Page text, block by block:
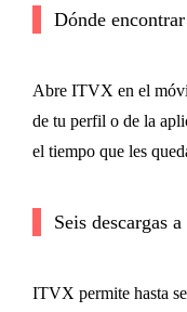
Dónde
Abre ITVX en el
de tu perfil o de la
el tiempo que les
Seis descargas
ITVX permite hasta